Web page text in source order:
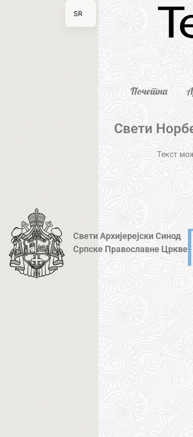
Почетна
Свети
Текст
Свети Архијерејски Синод
Српске Православне Цркве
SR
EN